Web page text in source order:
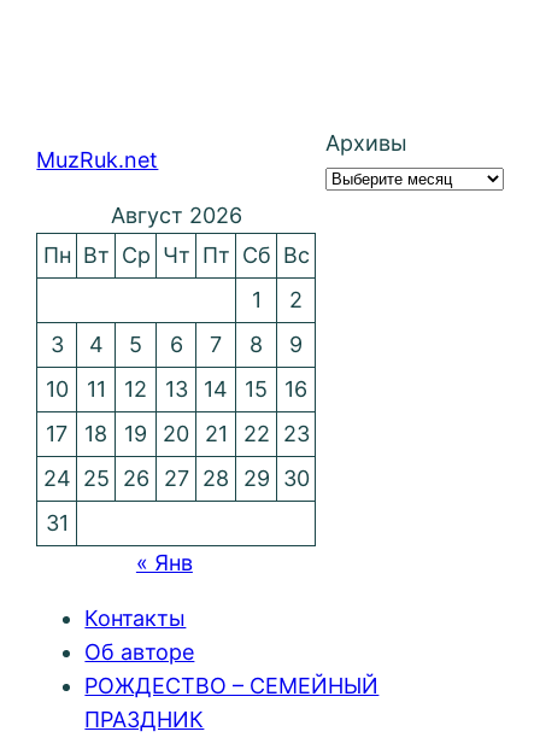
MuzRuk.net
Архивы
Август 2026
Пн Вт Ср Чт Пт Сб Вс
1
2
3
4 5 6 7 8
9
10
11 12 13 14 15
16
17
18 19 20 21 22
23
24 25 26 27 28 29
30
31
« Янв
Контакты
Об авторе
РОЖДЕСТВО – СЕМЕЙНЫЙ
ПРАЗДНИК